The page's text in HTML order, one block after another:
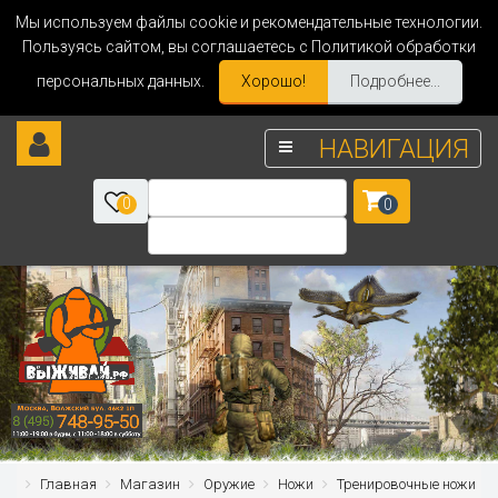
Мы используем файлы cookie и рекомендательные технологии.
Пользуясь сайтом, вы соглашаетесь с Политикой обработки
персональных данных.
Хорошо! Подробнее...
НАВИГАЦИЯ
0 0
Главная Магазин Оружие Ножи Тренировочные ножи